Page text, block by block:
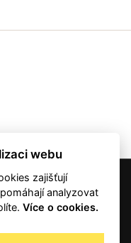
obsahu. |
webu
zajišťují
analyzovat
Více o cookies.